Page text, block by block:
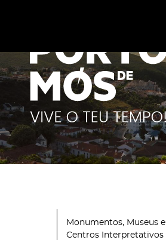
Monumentos, Museus e
Centros Interpretativos